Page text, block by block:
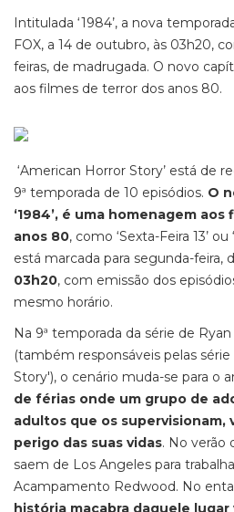
Intitulada ‘1984’, a nova
FOX, a 14 de outubro, às 03h20,
feiras, de madrugada. O novo
aos filmes de terror dos anos 80.
‘American Horror Story’ está de
9ª temporada de 10 episódios. O
‘1984’, é uma homenagem
anos 80, como ‘Sexta-Feira 13’
está marcada para segunda-feira,
03h20, com emissão dos
mesmo horário.
Na 9ª temporada da série de
(também responsáveis pelas
Story'), o cenário muda-se para o
de férias onde um grupo de
adultos que os supervisionam,
perigo das suas vidas. No verão
saem de Los Angeles para
Acampamento Redwood. No
história macabra daquele lugar